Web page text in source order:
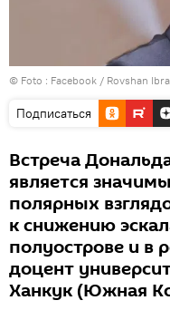
© Foto : Facebook / Rovshan
Подписаться
Встреча
является
полярных
к снижению
полуострове и в
доцент
Ханкук (Южная